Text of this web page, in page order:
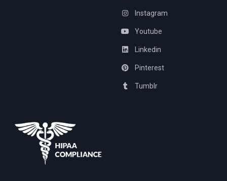
Instagram
Youtube
Linkedin
Pinterest
Tumblr